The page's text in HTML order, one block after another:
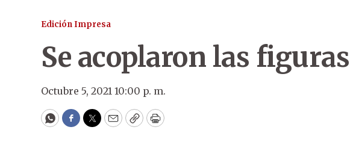
Edición Impresa
Se acoplaron las figuras
Octubre 5, 2021 10:00 p. m.
WhatsApp
Facebook
Twitter
EmailCopyPrint